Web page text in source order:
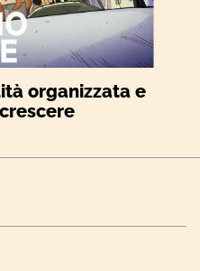
organizzata e